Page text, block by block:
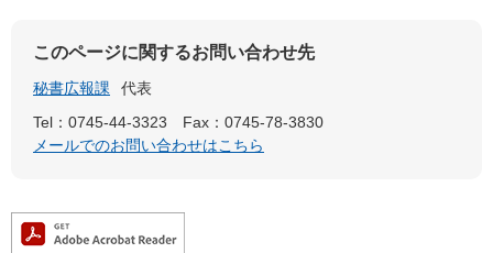
このページに関するお問い合わせ先
秘書広報課
代表
Tel：0745-44-3323
Fax：0745-78-3830
メールでのお問い合わせはこちら